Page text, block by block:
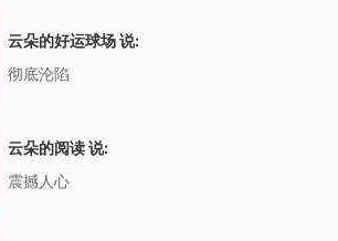
云朵的好运球场 说:
彻底沦陷
云朵的阅读 说:
震撼人心